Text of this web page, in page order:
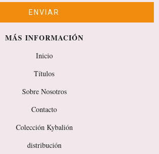
MÁS INFORMACIÓN
Inicio
Títulos
Sobre Nosotros
Contacto
Colección Kybalión
distribución